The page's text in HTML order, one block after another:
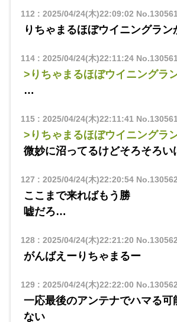
112 : 2025/04/24(木)22:09:02
りちゃまるほぼウイニングラン
114: 2025/04/24(木)22:11:24
>りちゃまるほぼウイニングラ
…
115: 2025/04/24(木)22:11:41
>りちゃまるほぼウイニングラ
微妙に沼ってるけどそろそろい
127 : 2025/04/24(木)22:20:54
ここまで来ればもう勝
嘘だろ…
128: 2025/04/24(木)22:21:20
がんばえーりちゃまるー
129: 2025/04/24(木)22:22:00
一応最後のアンテナでハマる可
ない